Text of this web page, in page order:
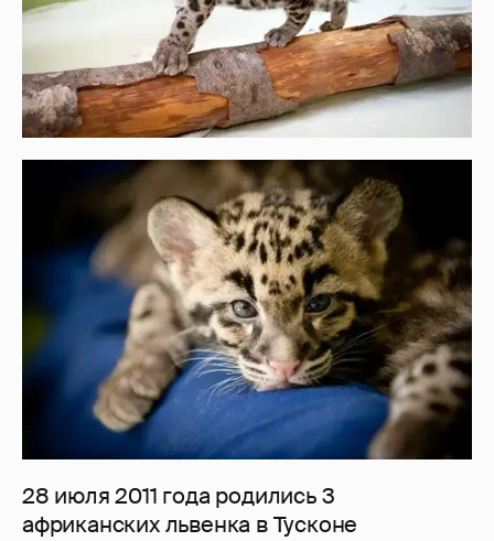
28 июля 2011 года родились 3
африканских львенка в Тусконе